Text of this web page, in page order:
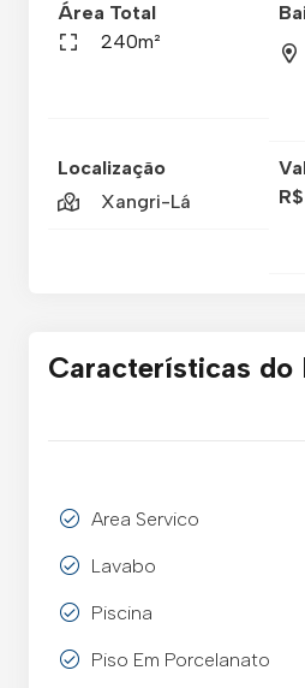
Área Total
240m²
Localização
Xangri-Lá
Características do
Area Servico
Lavabo
Piscina
Piso Em Porcelanato